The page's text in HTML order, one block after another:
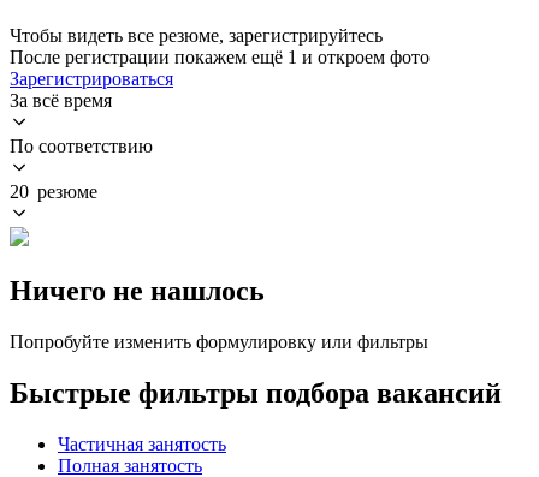
Чтобы видеть все резюме, зарегистрируйтесь
После регистрации покажем ещё 1 и откроем фото
Зарегистрироваться
За всё время
По соответствию
20 резюме
Ничего не нашлось
Попробуйте изменить формулировку или фильтры
Быстрые фильтры подбора вакансий
Частичная занятость
Полная занятость